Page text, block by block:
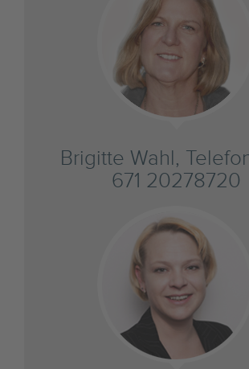
Brigitte Wahl,
671 20278720